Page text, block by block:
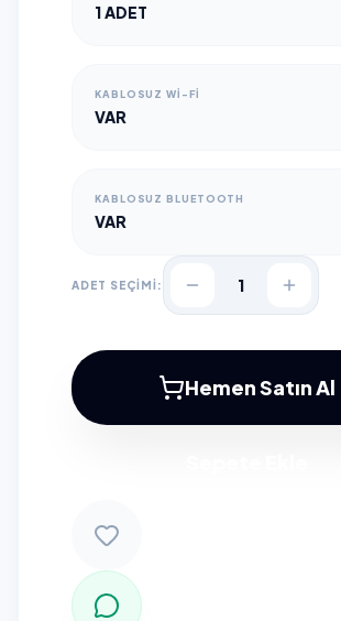
1 ADET
KABLOSUZ WI-FI
VAR
KABLOSUZ BLUETOOTH
VAR
ADET SEÇİMİ: 1
Hemen Satın Al